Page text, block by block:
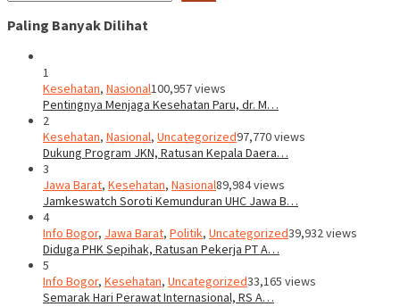
Paling Banyak Dilihat
1
Kesehatan, Nasional100,957 views
Pentingnya Menjaga Kesehatan Paru, dr. M…
2
Kesehatan, Nasional, Uncategorized97,770 views
Dukung Program JKN, Ratusan Kepala Daera…
3
Jawa Barat, Kesehatan, Nasional89,984 views
Jamkeswatch Soroti Kemunduran UHC Jawa B…
4
Info Bogor, Jawa Barat, Politik, Uncategorized39,932 views
Diduga PHK Sepihak, Ratusan Pekerja PT A…
5
Info Bogor, Kesehatan, Uncategorized33,165 views
Semarak Hari Perawat Internasional, RS A…